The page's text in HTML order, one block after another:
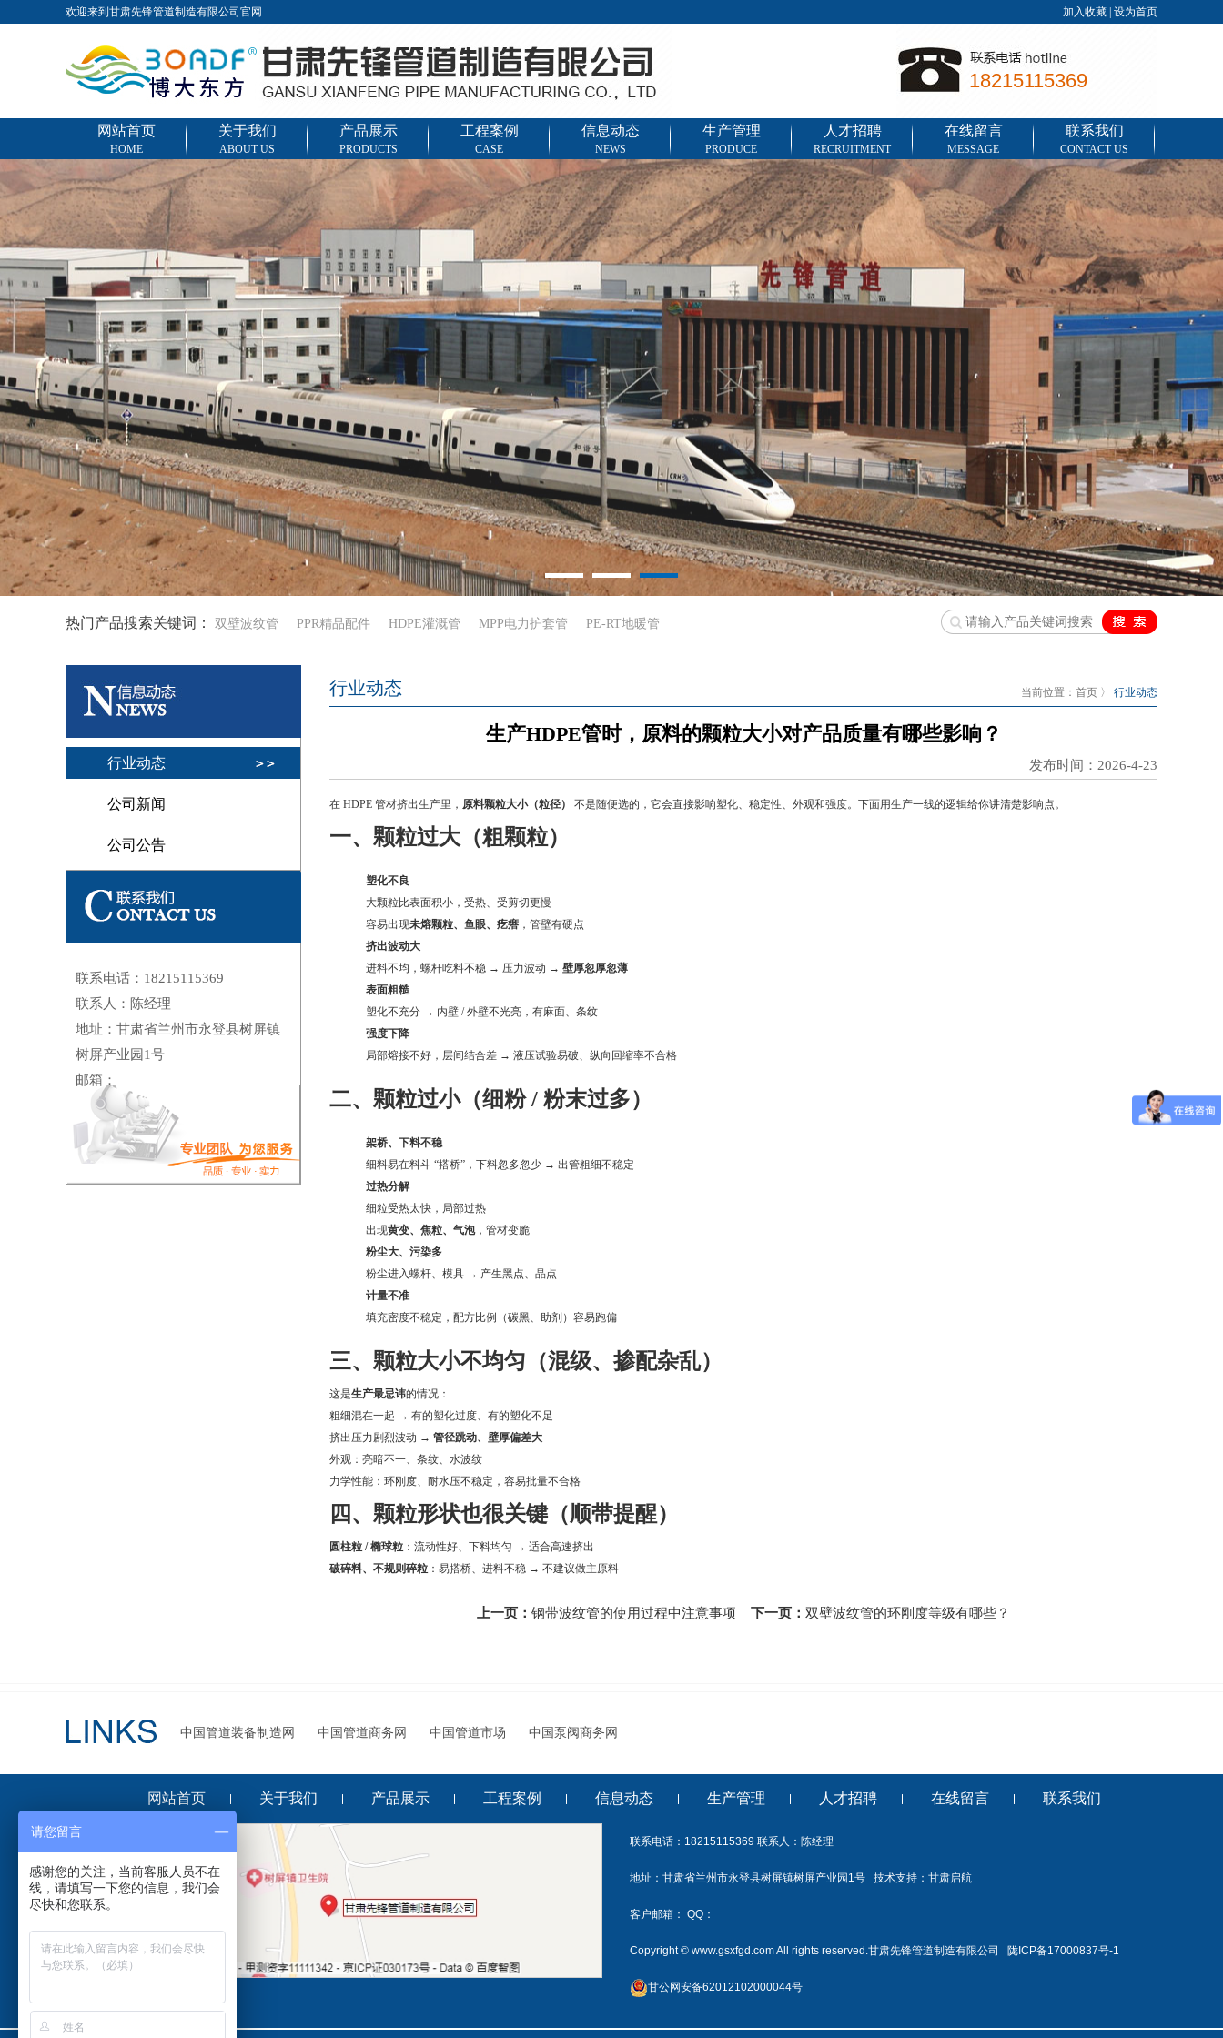
欢迎来到甘肃先锋管道制造有限公司官网 加入收藏 设为首页
18215115369
网站首页
HOME
关于我们
ABOUT US
产品展示
PRODUCTS
工程案例
CASE
信息动态
NEWS
生产管理
PRODUCE
人才招聘
RECRUITMENT
在线留言
MESSAGE
联系我们
CONTACT US
热门产品搜索关键词： 双壁波纹管 PPR精品配件 HDPE灌溉管 MPP电力护套管 PE-RT地暖管
行业动态
公司新闻
公司公告
联系电话：18215115369
联系人：陈经理
地址：甘肃省兰州市永登县树屏镇
树屏产业园1号
邮箱：
行业动态 当前位置： 首页 〉 行业动态
生产HDPE管时，原料的颗粒大小对产品质量有哪些影响？
发布时间：2026-4-23
在 HDPE 管材挤出生产里， 原料颗粒大小（粒径） 不是随便选的，它会直接影响塑化、稳定性、外观和强度。下面用生产一线的逻辑给你讲清楚影响点。
一、颗粒过大（粗颗粒）
塑化不良
大颗粒比表面积小，受热、受剪切更慢
容易出现未熔颗粒、鱼眼、疙瘩 ，管壁有硬点
挤出波动大
进料不均，螺杆吃料不稳 → 压力波动 → 壁厚忽厚忽薄
表面粗糙
塑化不充分 → 内壁 / 外壁不光亮，有麻面、条纹
强度下降
局部熔接不好，层间结合差 → 液压试验易破、纵向回缩率不合格
二、颗粒过小（细粉 / 粉末过多）
架桥、下料不稳
细料易在料斗 “搭桥”，下料忽多忽少 → 出管粗细不稳定
过热分解
细粒受热太快，局部过热
出现黄变、焦粒、气泡，管材变脆
粉尘大、污染多
粉尘进入螺杆、模具 → 产生黑点、晶点
计量不准
填充密度不稳定，配方比例（碳黑、助剂）容易跑偏
三、颗粒大小不均匀（混级、掺配杂乱）
这是生产最忌讳的情况：
粗细混在一起 → 有的塑化过度、有的塑化不足
挤出压力剧烈波动 → 管径跳动、壁厚偏差大
外观：亮暗不一、条纹、水波纹
力学性能：环刚度、耐水压不稳定，容易批量不合格
四、颗粒形状也很关键（顺带提醒）
圆柱粒 / 椭球粒 ：流动性好、下料均匀 → 适合高速挤出
破碎料、不规则碎粒 ：易搭桥、进料不稳 → 不建议做主原料
上一页： 钢带波纹管的使用过程中注意事项 下一页： 双壁波纹管的环刚度等级有哪些？
中国管道装备制造网 中国管道商务网 中国管道市场 中国泵阀商务网
网站首页 关于我们 产品展示 工程案例 信息动态 生产管理 人才招聘 在线留言 联系我们
联系电话：18215115369 联系人：陈经理
地址：甘肃省兰州市永登县树屏镇树屏产业园1号 技术支持： 甘肃启航
客户邮箱： QQ：
Copyright © www.gsxfgd.com All rights reserved.甘肃先锋管道制造有限公司 陇ICP备17000837号-1
甘公网安备62012102000044号
请您留言
感谢您的关注，当前客服人员不在
线，请填写一下您的信息，我们会
尽快和您联系。